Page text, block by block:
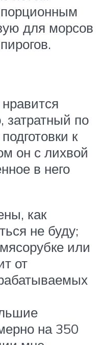
для морсов
затратный по
к
он с лихвой
в него
как
не буду;
или
от
на 350